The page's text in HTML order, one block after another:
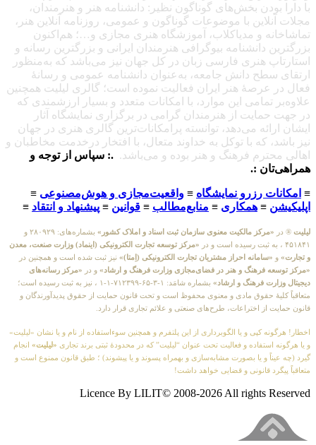
با دارا بودن بخش‌های گوناگون نظیر: دانشنامه هنر و هنرمندان،
مجلات آنلاین با موضوعات گوناگون و عمومی، روزنامه آنلاین هنر،
تماشاخانه و مدیاکلاب، آموزشگاه هنری مجازی و…؛ هم‌اکنون
بزرگترین دانشنامه بیوگرافی هنرمندان ایرانی و بزرگترین رسانه و
استارتاپ هنری فارسی زبان در کل جهان نیز می‌باشد که به‌منظور
ارتقای سطح دانش جامعه، به‌عنوان دانشنامه عمومی و رسانهٔ
فعال در عرصهٔ هنر ایران فعالیت نموده است؛ گالری لیلیت همچنین
علاوه‌بر تمامی این موارد، با امکانات متعدد و بسیار ارزشمندی که
در جهت حمایت از هنرمندان گرامی در برگزاری نمایشگاه آثار
ایشان ارائه می‌دهد، توانسته پرامکانات‌ترین گالری هنری در جهان
نیز باشد، که با توکل به خداوند متعال، با افتخار درخدمت مخاطبان و
اهالی محترم فرهنگ و هنر بوده و می‌باشد. .: سپاس از توجه و
همراهی‌تان :.
≡ امکانات رزرو نمایشگاه ≡ واقعیت‌مجازی و هوش‌مصنوعی ≡
اپلیکیشن ≡ همکاری ≡ منابع‌مطالب ≡ قوانین ≡ پیشنهاد و انتقاد ≡
لیلیت ® در «مرکز مالکیت معنوی سازمان ثبت اسناد و املاک کشور»
بشماره‌های: ۲۸۰۹۲۹ و
۴۵۱۸۴۱ ، به ثبت رسیده است و در
«مرکز توسعه تجارت الکترونیکی (اینماد) وزارت صنعت، معدن
و تجارت» و «سامانه احراز مشتریان تجارت الکترونیکی (اِمتا)» نیز ثبت شده است و همچنین در
«مرکز توسعه فرهنگ و هنر در فضای‌مجازی وزارت فرهنگ و ارشاد» و در «مرکز رسانه‌های
دیجیتال وزارت فرهنگ و ارشاد»
بشماره شامَد: ۱-۳-۶۵-۷۱۲۳۹۹-۱-۱ ، نیز به ثبت رسیده است؛
متعاقباً کلیهٔ حقوق مادی و معنوی محفوظ است و تحت قانون حمایت از حقوق پدیدآورندگان و
قانون حمایت از اختراعات، طرح‌های صنعتی و علائم تجاری قرار دارد.
اخطار! هرگونه کپی و یا الگوبرداری از این پلتفرم و همچنین سوءاستفاده از نام و یا نشان «لیلیت»
و یا هرگونه استفاده و فعالیت تحت عنوان “لیلیت” که در محدودهٔ ثبتی برند تجاری «لیلیت» انجام
گیرد (چه عیناً و یا بصورت مشابه‌سازی و بهمراه پسوند و یا پیشوند) ؛ طبق قانون ممنوع است و
متعاقباً پیگرد قانونی و قضایی خواهد داشت!
Licence By LILIT© 2008-2026 All rights Reserved